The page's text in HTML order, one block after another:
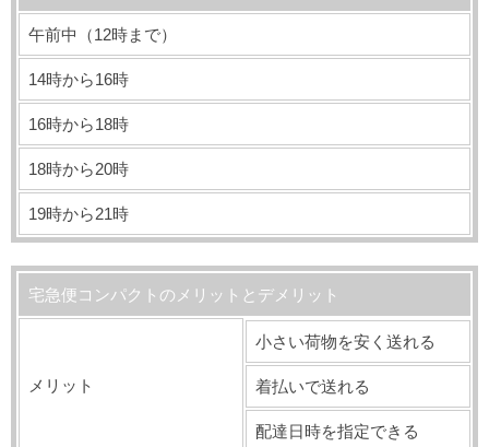
午前中（12時まで）
14時から16時
16時から18時
18時から20時
19時から21時
宅急便コンパクトのメリットとデメリット
メリット
小さい荷物を安く送れる
着払いで送れる
配達日時を指定できる